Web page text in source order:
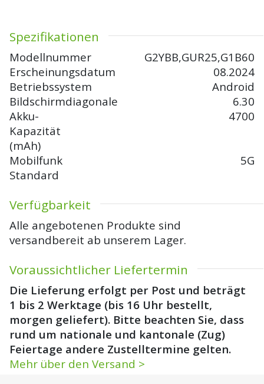
Spezifikationen
Modellnummer
G2YBB,GUR25,G1B60
Erscheinungsdatum
08.2024
Betriebssystem
Android
Bildschirmdiagonale
6.30
Akku-
Kapazität
(mAh)
4700
Mobilfunk
Standard
5G
Verfügbarkeit
Alle angebotenen Produkte sind
versandbereit ab unserem Lager.
Voraussichtlicher Liefertermin
Die Lieferung erfolgt per Post und beträgt
1 bis 2 Werktage (bis 16 Uhr bestellt,
morgen geliefert). Bitte beachten Sie, dass
rund um nationale und kantonale (Zug)
Feiertage andere Zustelltermine gelten.
Mehr über den Versand >